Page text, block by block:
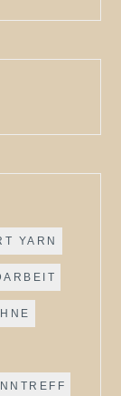
YARN